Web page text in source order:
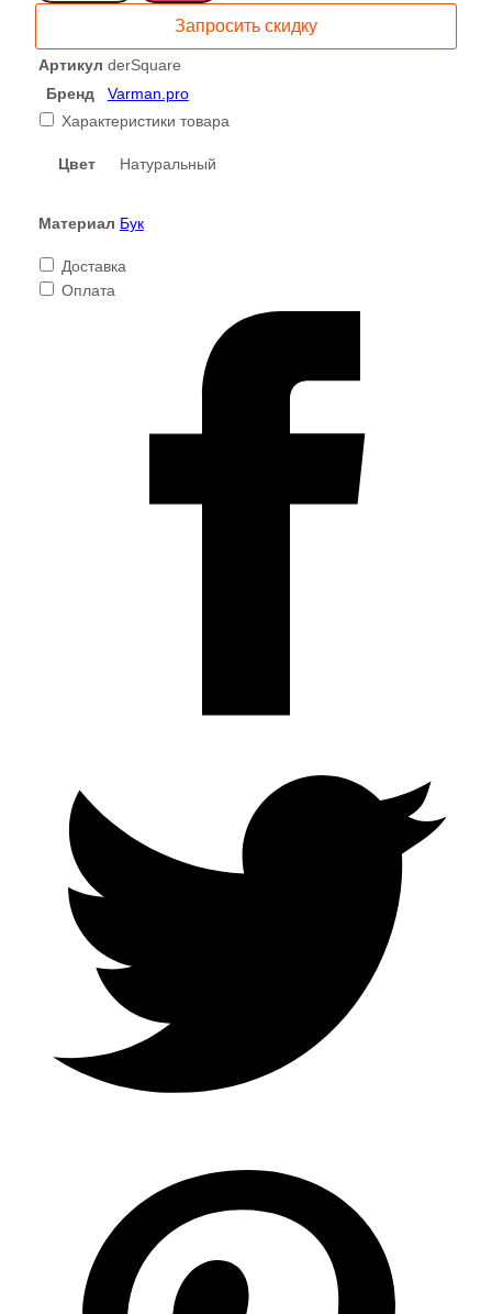
кронштейн
для
карниза
Square
квадратный,
Varman.pro
Запросить скидку
Артикул derSquare
Бренд
Varman.pro
Характеристики товара
Цвет Натуральный
Материал Бук
Доставка
Оплата